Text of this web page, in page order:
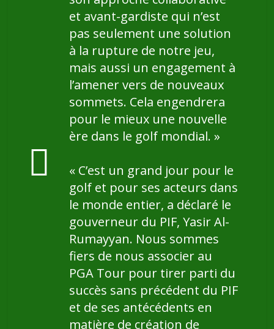
et avant-gardiste qui n’est
pas seulement une solution
à la rupture de notre jeu,
mais aussi un engagement à
l’amener vers de nouveaux
sommets. Cela engendrera
pour le mieux une nouvelle
ère dans le golf mondial. »
« C’est un grand jour pour le
golf et pour ses acteurs dans
le monde entier, a déclaré le
gouverneur du PIF, Yasir Al-
Rumayyan. Nous sommes
fiers de nous associer au
PGA Tour pour tirer parti du
succès sans précédent du PIF
et de ses antécédents en
matière de création de